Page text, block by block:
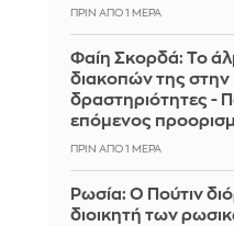
ΠΡΙΝ ΑΠΌ 1 ΜΈΡΑ
Φαίη Σκορδά: Το
διακοπών της στην
δραστηριότητες -
επόμενος
ΠΡΙΝ ΑΠΌ 1 ΜΈΡΑ
Ρωσία: Ο Πούτιν
διοικητή των